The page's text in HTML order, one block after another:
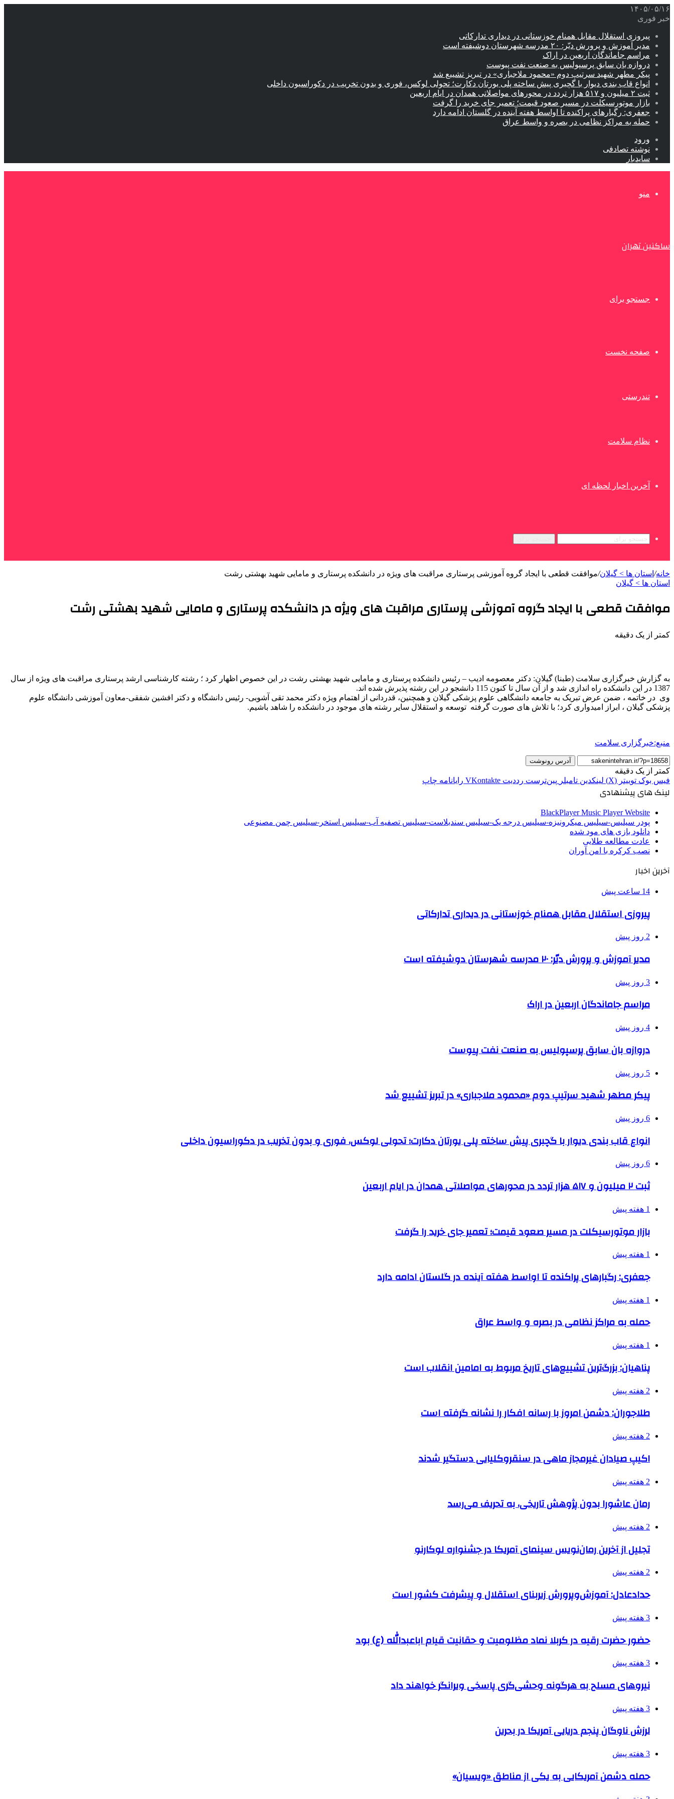
۱۴۰۵/۰۵/۱۶
خبر فوری
پیروزی استقلال مقابل همنام خوزستانی در دیداری تدارکاتی
مدیر آموزش و پرورش دیّر: ۲۰ مدرسه شهرستان دوشیفته است
مراسم جاماندگان اربعین در اراک
دروازه بان سابق پرسپولیس به صنعت نفت پیوست
پیکر مطهر شهید سرتیپ دوم «محمود ملاجباری» در تبریز تشییع شد
انواع قاب بندی دیوار با گچبری پیش ساخته پلی یورتان دکارت؛ تحولی لوکس، فوری و بدون تخریب در دکوراسیون داخلی
ثبت ۲ میلیون و ۵۱۷ هزار تردد در محورهای مواصلاتی همدان در ایام اربعین
بازار موتورسیکلت در مسیر صعود قیمت؛ تعمیر جای خرید را گرفت
جعفری: رگبارهای پراکنده تا اواسط هفته آینده در گلستان ادامه دارد
حمله به مراکز نظامی در بصره و واسط عراق
ورود
نوشته تصادفی
سایدبار
منو
ساکنین تهران
جستجو برای
صفحه نخست
تندرستی
نظام سلامت
آخرین اخبار لحظه ای
خانه/ استان ها > گیلان/موافقت قطعی با ایجاد گروه آموزشی پرستاری مراقبت های ویژه در دانشکده پرستاری و مامایی شهید بهشتی رشت
استان ها > گیلان
موافقت قطعی با ایجاد گروه آموزشی پرستاری مراقبت های ویژه در دانشکده پرستاری و مامایی شهید بهشتی رشت
کمتر از یک دقیقه
به گزارش خبرگزاری سلامت (طبنا) گیلان: دکتر معصومه ادیب – رئیس دانشکده پرستاری و مامایی شهید بهشتی رشت در این خصوص اظهار کرد ؛ رشته کارشناسی ارشد پرستاری مراقبت های ویژه از سال
1387 در این دانشکده راه اندازی شد و از آن سال تا کنون 115 دانشجو در این رشته پذیرش شده اند.
وی در خاتمه ، ضمن عرض تبریک به جامعه دانشگاهی علوم پزشکی گیلان و همچنین، قدردانی از اهتمام ویژه دکتر محمد تقی آشوبی- رئیس دانشگاه و دکتر افشین شفقی-معاون آموزشی دانشگاه علوم
پزشکی گیلان ، ابراز امیدواری کرد؛ با تلاش های صورت گرفته توسعه و استقلال سایر رشته های موجود در دانشکده را شاهد باشیم.
منبع:خبرگزاری سلامت
آدرس رونوشت
کمتر از یک دقیقه
فیس بوک توییتر (X) لینکدین ‫تامبلر ‫پین‌ترست ‫رددیت ‫VKontakte رایانامه چاپ
لینک های پیشنهادی
BlackPlayer Music Player Website
پودر سیلیس-سیلیس میکرونیزه-سیلیس درجه یک-سیلیس سندبلاست-سیلیس تصفیه آب-سیلیس استخر-سیلیس چمن مصنوعی
دانلود بازی های مود شده
عادت مطالعه طلایی
نصب کرکره با امن آوران
آخرین اخبار
14 ساعت پیش
پیروزی استقلال مقابل همنام خوزستانی در دیداری تدارکاتی
2 روز پیش
مدیر آموزش و پرورش دیّر: ۲۰ مدرسه شهرستان دوشیفته است
3 روز پیش
مراسم جاماندگان اربعین در اراک
4 روز پیش
دروازه بان سابق پرسپولیس به صنعت نفت پیوست
5 روز پیش
پیکر مطهر شهید سرتیپ دوم «محمود ملاجباری» در تبریز تشییع شد
6 روز پیش
انواع قاب بندی دیوار با گچبری پیش ساخته پلی یورتان دکارت؛ تحولی لوکس، فوری و بدون تخریب در دکوراسیون داخلی
6 روز پیش
ثبت ۲ میلیون و ۵۱۷ هزار تردد در محورهای مواصلاتی همدان در ایام اربعین
1 هفته پیش
بازار موتورسیکلت در مسیر صعود قیمت؛ تعمیر جای خرید را گرفت
1 هفته پیش
جعفری: رگبارهای پراکنده تا اواسط هفته آینده در گلستان ادامه دارد
1 هفته پیش
حمله به مراکز نظامی در بصره و واسط عراق
1 هفته پیش
پناهیان: بزرگ‌ترین تشییع‌های تاریخ مربوط به امامین انقلاب است
2 هفته پیش
طلاجوران: دشمن امروز با رسانه افکار را نشانه گرفته است
2 هفته پیش
اکیپ صیادان غیرمجاز ماهی در سنقروکلیایی دستگیر شدند
2 هفته پیش
رمان عاشورا بدون پژوهش تاریخی، به تحریف می‌رسد
2 هفته پیش
تجلیل از آخرین رمان‌نویس سینمای آمریکا در جشنواره لوکارنو
2 هفته پیش
حدادعادل: آموزش‌وپرورش زیربنای استقلال و پیشرفت کشور است
3 هفته پیش
حضور حضرت رقیه در کربلا نماد مظلومیت و حقانیت قیام اباعبدالله (ع) بود
3 هفته پیش
نیروهای مسلح به هرگونه وحشی‌گری پاسخی ویرانگر خواهند داد
3 هفته پیش
لرزش ناوگان پنجم دریایی آمریکا در بحرین
3 هفته پیش
حمله دشمن آمریکایی به یکی از مناطق «ویسیان»